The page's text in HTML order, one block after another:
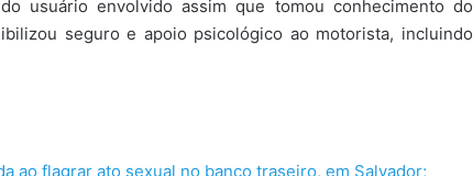
usuário envolvido assim que tomou conhecimento do
seguro e apoio psicológico ao motorista, incluindo
ao flagrar ato sexual no banco traseiro, em Salvador;